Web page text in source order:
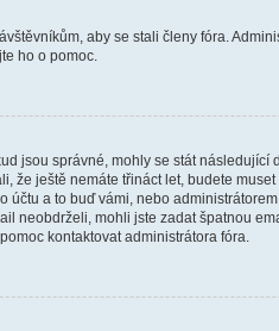
aby se stali členy fóra.
ho o pomoc.
jsou správné, mohly se stát
že ještě nemáte třináct let, budete
a to buď vámi, nebo
neobdrželi, mohli jste zadat špatnou
kontaktovat administrátora fóra.